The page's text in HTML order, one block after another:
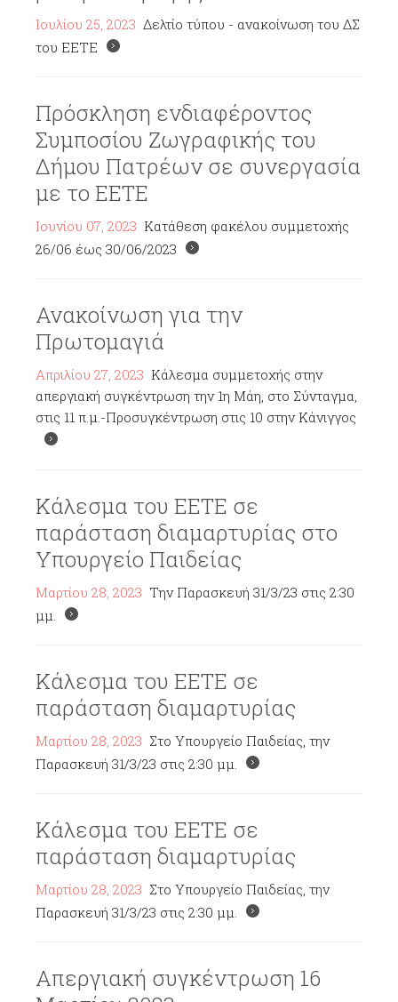
Ιουλίου 25, 2023 Δελτίο τύπου - ανακοίνωση του ΔΣ
του ΕΕΤΕ
Πρόσκληση ενδιαφέροντος
Συμποσίου Ζωγραφικής του
Δήμου Πατρέων σε συνεργασία
με το ΕΕΤΕ
Ιουνίου 07, 2023 Κατάθεση φακέλου συμμετοχής
26/06 έως 30/06/2023
Ανακοίνωση για την
Πρωτομαγιά
Απριλίου 27, 2023 Κάλεσμα συμμετοχής στην
απεργιακή συγκέντρωση την 1η Μάη, στο Σύνταγμα,
στις 11 π.μ.-Προσυγκέντρωση στις 10 στην Κάνιγγος
Κάλεσμα του ΕΕΤΕ σε
παράσταση διαμαρτυρίας στο
Υπουργείο Παιδείας
Μαρτίου 28, 2023 Την Παρασκευή 31/3/23 στις 2:30
μμ.
Κάλεσμα του ΕΕΤΕ σε
παράσταση διαμαρτυρίας
Μαρτίου 28, 2023 Στο Υπουργείο Παιδείας, την
Παρασκευή 31/3/23 στις 2:30 μμ.
Κάλεσμα του ΕΕΤΕ σε
παράσταση διαμαρτυρίας
Μαρτίου 28, 2023 Στο Υπουργείο Παιδείας, την
Παρασκευή 31/3/23 στις 2:30 μμ.
Απεργιακή συγκέντρωση 16